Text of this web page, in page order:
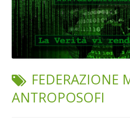
TAG:
FEDERAZIONE
ANTROPOSOFI